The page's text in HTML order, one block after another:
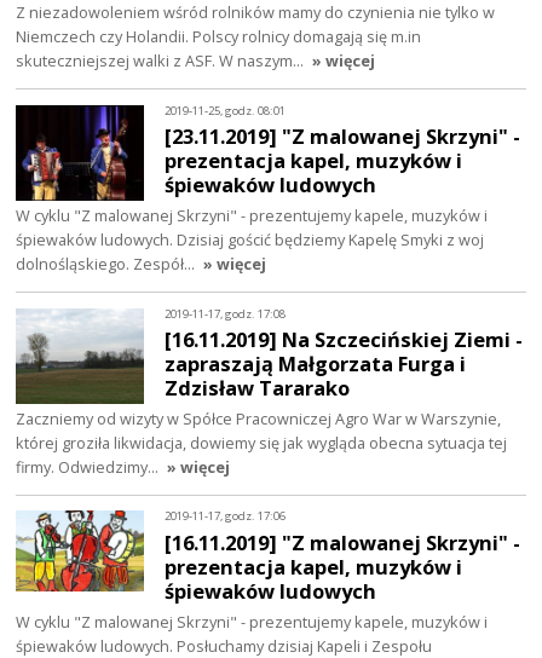
Z niezadowoleniem wśród rolników mamy do czynienia nie tylko w
Niemczech czy Holandii. Polscy rolnicy domagają się m.in
skuteczniejszej walki z ASF. W naszym… » więcej
2019-11-25, godz. 08:01
[23.11.2019] "Z malowanej Skrzyni" -
prezentacja kapel, muzyków i
śpiewaków ludowych
W cyklu "Z malowanej Skrzyni" - prezentujemy kapele, muzyków i
śpiewaków ludowych. Dzisiaj gościć będziemy Kapelę Smyki z woj
dolnośląskiego. Zespół… » więcej
2019-11-17, godz. 17:08
[16.11.2019] Na Szczecińskiej Ziemi -
zapraszają Małgorzata Furga i
Zdzisław Tararako
Zaczniemy od wizyty w Spółce Pracowniczej Agro War w Warszynie,
której groziła likwidacja, dowiemy się jak wygląda obecna sytuacja tej
firmy. Odwiedzimy… » więcej
2019-11-17, godz. 17:06
[16.11.2019] "Z malowanej Skrzyni" -
prezentacja kapel, muzyków i
śpiewaków ludowych
W cyklu "Z malowanej Skrzyni" - prezentujemy kapele, muzyków i
śpiewaków ludowych. Posłuchamy dzisiaj Kapeli i Zespołu